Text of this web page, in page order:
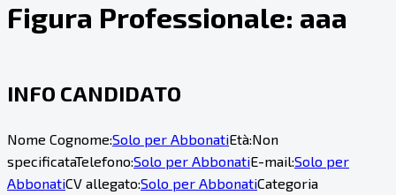
Figura Professionale: aaa
INFO CANDIDATO
Nome Cognome:Solo per AbbonatiEtà:Non
specificataTelefono:Solo per AbbonatiE-mail:Solo per
AbbonatiCV allegato:Solo per AbbonatiCategoria